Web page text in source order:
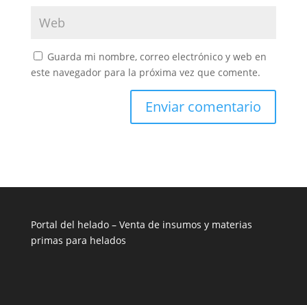
Guarda mi nombre, correo electrónico y web en
este navegador para la próxima vez que comente.
Portal del helado – Venta de insumos y materias
primas para helados